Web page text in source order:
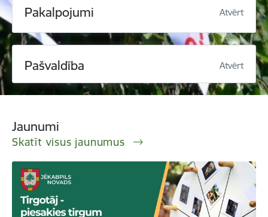
Pakalpojumi Atvērt
Pašvaldība Atvērt
Jaunumi
Skatīt visus jaunumus